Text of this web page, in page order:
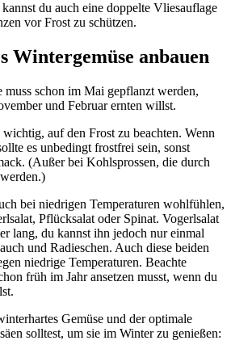
du auch eine doppelte Vliesauflage
vor Frost zu schützen.
Wintergemüse anbauen
muss schon im Mai gepflanzt werden,
und Februar ernten willst.
auf den Frost zu beachten. Wenn
es unbedingt frostfrei sein, sonst
(Außer bei Kohlsprossen, die durch
bei niedrigen Temperaturen wohlfühlen,
Pflücksalat oder Spinat. Vogerlsalat
lang, du kannst ihn jedoch nur einmal
und Radieschen. Auch diese beiden
niedrige Temperaturen. Beachte
früh im Jahr ansetzen musst, wenn du
Gemüse und der optimale
solltest, um sie im Winter zu genießen: